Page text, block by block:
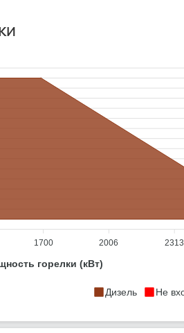
1700 2006 2313
горелки (кВт)
Дизель Не